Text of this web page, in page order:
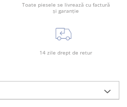
Toate piesele se livrează cu factură
și garanție
14 zile drept de retur